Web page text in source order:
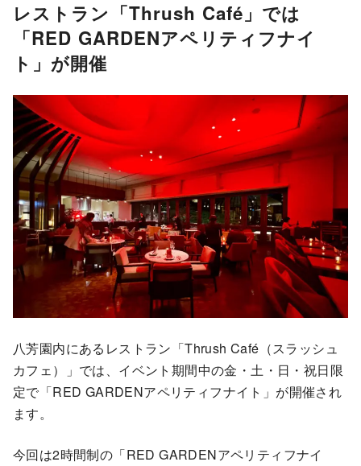
レストラン「Thrush Café」では
「RED GARDENアペリティフナイ
ト」が開催
八芳園内にあるレストラン「Thrush Café（スラッシュ
カフェ）」では、イベント期間中の金・土・日・祝日限
定で「RED GARDENアペリティフナイト」が開催され
ます。
今回は2時間制の「RED GARDENアペリティフナイ